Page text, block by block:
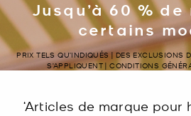
Jusqu’à 60 %
certains
PRIX TELS QU’INDIQUÉS | DES EXCLUSIONS
S’APPLIQUENT | CONDITIONS
‘Articles de marque pour